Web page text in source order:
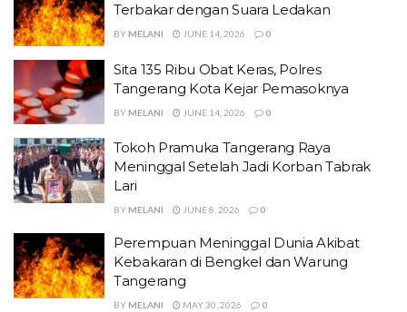
Terbakar dengan Suara Ledakan
BY MELANI JUNE 14, 2026 0
Sita 135 Ribu Obat Keras, Polres
Tangerang Kota Kejar Pemasoknya
BY MELANI JUNE 14, 2026 0
Tokoh Pramuka Tangerang Raya
Meninggal Setelah Jadi Korban Tabrak
Lari
BY MELANI JUNE 8, 2026 0
Perempuan Meninggal Dunia Akibat
Kebakaran di Bengkel dan Warung
Tangerang
BY MELANI MAY 30, 2026 0